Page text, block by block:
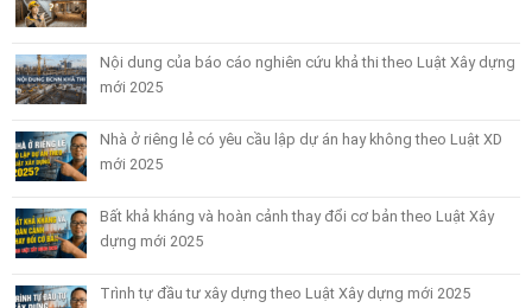
Nội dung của báo cáo nghiên cứu khả thi theo Luật Xây dựng
mới 2025
Nhà ở riêng lẻ có yêu cầu lập dự án hay không theo Luật XD
mới 2025
Bất khả kháng và hoàn cảnh thay đổi cơ bản theo Luật Xây
dựng mới 2025
Trình tự đầu tư xây dựng theo Luật Xây dựng mới 2025